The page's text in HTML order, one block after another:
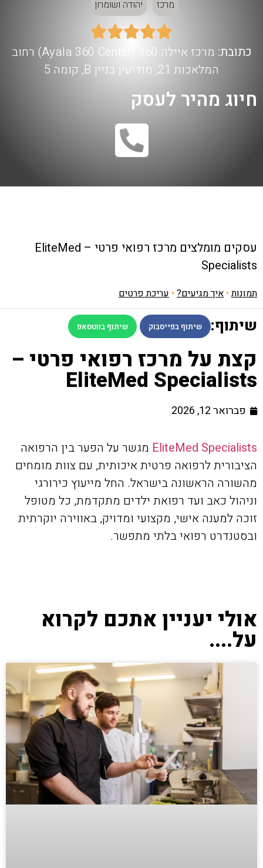
מרכז יהודה ושומרון





כתובת:
מרכז איילה 360 (Ayala 360 Center) רחוב
המלאכות 21, מודיעין בניין B, קומה 5
חיוג מהיר לעסק
עסקים מומלצים
מרכז רפואי פרטי – EliteMed
Specialists
תמונות• איך מגיעים? • עריכת פרטים
שיתוף: שיתוף בפייסבוק שיתוף בווטסאפ
קצת על מרכז רפואי פרטי –
EliteMed Specialists
פברואר 12, 2026
EliteMed Specialists מגשר על הפער בין הרפואה
הציבורית לרפואה פרטית איכותית, עם צוות מומחים
מהשורה הראשונה בישראל. החל מייעוץ כירורגי
וניהול כאב ועד רפואת ילדים מתקדמת, כל מטופל
זוכה למענה אישי, מקצועי ומדויק, באווירה יוקרתית
ובסטנדרט רפואי בלתי מתפשר.
אולי יעניין אתכם לקרוא
על....